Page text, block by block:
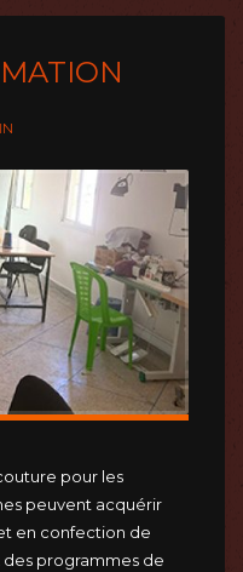
pour les
peuvent acquérir
en confection de
programmes de